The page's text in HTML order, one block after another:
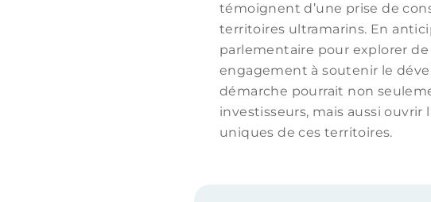
témoignent d’une prise de
territoires ultramarins. En
parlementaire pour explorer
engagement à soutenir le
démarche pourrait non
investisseurs, mais aussi
uniques de ces territoires.